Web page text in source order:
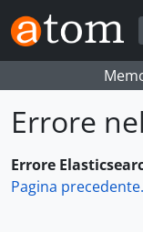
Skip to main content
Errore
Errore
Pagina precedente.